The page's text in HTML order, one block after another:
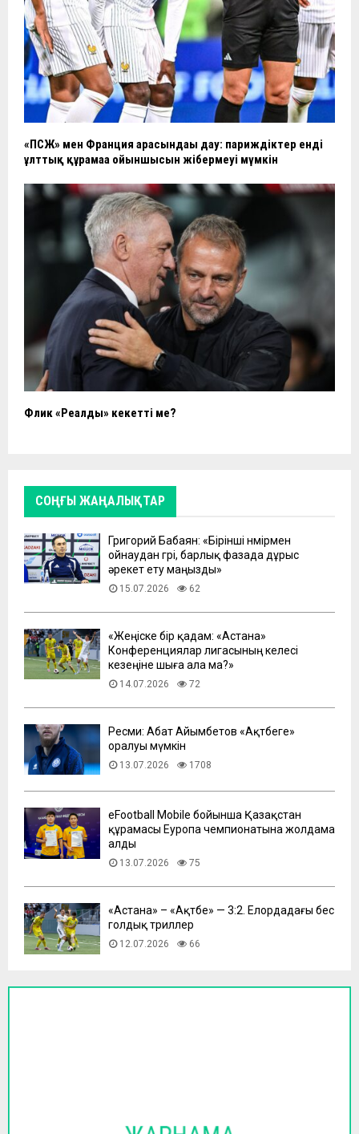
«ПСЖ» мен Франция арасындағы дау: париждіктер енді
ұлттық құрамаға ойыншысын жібермеуі мүмкін
Флик «Реалды» кекетті ме?
СОҢҒЫ ЖАҢАЛЫҚТАР
Григорий Бабаян: «Бірінші нөмірмен
ойнаудан гөрі, барлық фазада дұрыс
әрекет ету маңызды»
15.07.2026 62
«Жеңіске бір қадам: «Астана»
Конференциялар лигасының келесі
кезеңіне шыға ала ма?»
14.07.2026 72
Ресми: Абат Айымбетов «Ақтөбеге»
оралуы мүмкін
13.07.2026 1708
eFootball Mobile бойынша Қазақстан
құрамасы Еуропа чемпионатына жолдама
алды
13.07.2026 75
​«Астана» – «Ақтөбе» — 3:2. Елордадағы бес
голдық триллер
12.07.2026 66